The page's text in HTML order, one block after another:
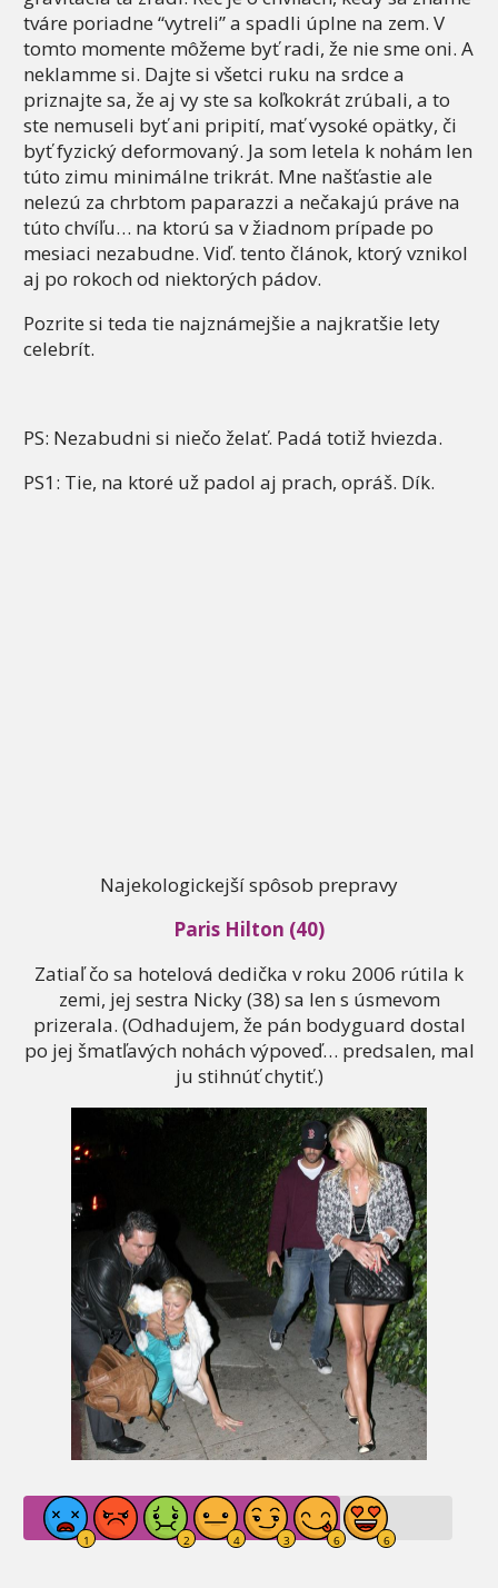
tváre poriadne “vytreli” a spadli úplne na zem. V
tomto momente môžeme byť radi, že nie sme oni. A
neklamme si. Dajte si všetci ruku na srdce a
priznajte sa, že aj vy ste sa koľkokrát zrúbali, a to
ste nemuseli byť ani pripití, mať vysoké opätky, či
byť fyzický deformovaný. Ja som letela k nohám len
túto zimu minimálne trikrát. Mne našťastie ale
nelezú za chrbtom paparazzi a nečakajú práve na
túto chvíľu… na ktorú sa v žiadnom prípade po
mesiaci nezabudne. Viď. tento článok, ktorý vznikol
aj po rokoch od niektorých pádov.
Pozrite si teda tie najznámejšie a najkratšie lety
celebrít.
PS: Nezabudni si niečo želať. Padá totiž hviezda.
PS1: Tie, na ktoré už padol aj prach, opráš. Dík.
Najekologickejší spôsob prepravy
Paris Hilton (40)
Zatiaľ čo sa hotelová dedička v roku 2006 rútila k
zemi, jej sestra Nicky (38) sa len s úsmevom
prizerala. (Odhadujem, že pán bodyguard dostal
po jej šmatľavých nohách výpoveď… predsalen, mal
ju stihnúť chytiť.)